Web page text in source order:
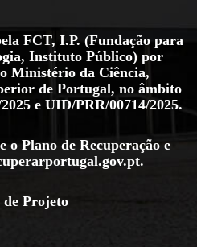
FCT, I.P. (Fundação para
Instituto Público) por
Ministério da Ciência,
de Portugal, no âmbito
e UID/PRR/00714/2025.
o Plano de Recuperação e
.
de Projeto